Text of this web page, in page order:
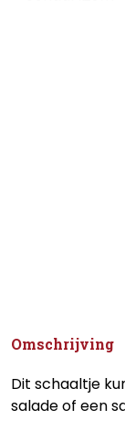
Omschrijving
Dit schaaltje
salade of een